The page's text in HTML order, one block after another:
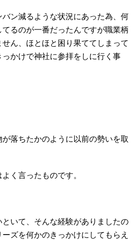
ン減るような状況にあった為、何
てるのが一番だったんですが職業柄
ん、ほとほと困り果ててしまって
かけで神社に参拝をしに行く事
落ちたかのように以前の勢いを取
く言ったものです。
いて、そんな経験がありましたの
ズを何かのきっかけにしてもらえ